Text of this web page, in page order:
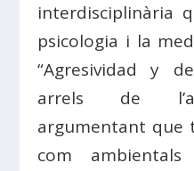
interdisciplinària
psicologia i la
“Agresividad y
arrels de
argumentant que
com